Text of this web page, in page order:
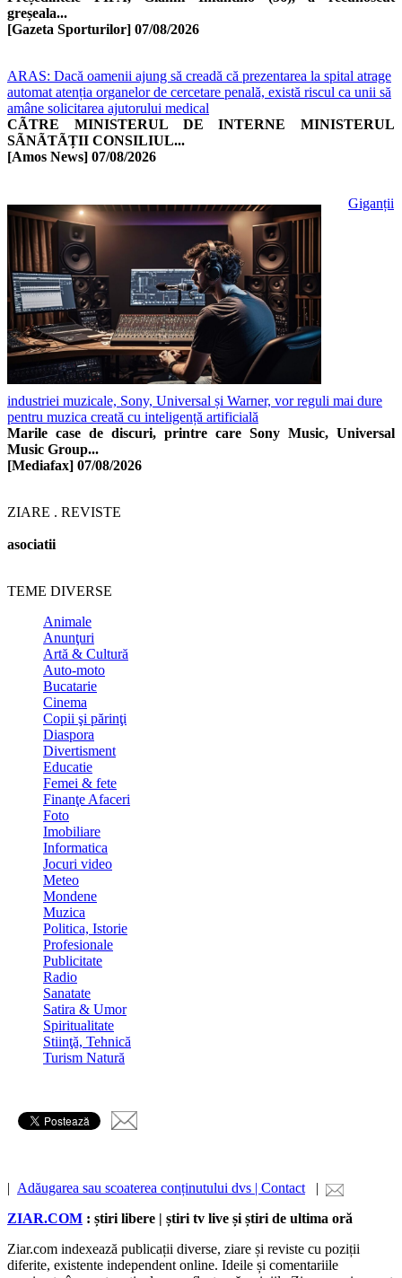
greșeala...
[Gazeta Sporturilor] 07/08/2026
ARAS: Dacă oamenii ajung să creadă că prezentarea la spital atrage
automat atenția organelor de cercetare penală, există riscul ca unii să
amâne solicitarea ajutorului medical
CÃTRE MINISTERUL DE INTERNE MINISTERUL
SÃNÃTÃȚII CONSILIUL...
[Amos News] 07/08/2026
Giganții
industriei muzicale, Sony, Universal și Warner, vor reguli mai dure
pentru muzica creată cu inteligență artificială
Marile case de discuri, printre care Sony Music, Universal
Music Group...
[Mediafax] 07/08/2026
ZIARE . REVISTE
asociatii
TEME DIVERSE
Animale
Anunţuri
Artă & Cultură
Auto-moto
Bucatarie
Cinema
Copii şi părinţi
Diaspora
Divertisment
Educatie
Femei & fete
Finanţe Afaceri
Foto
Imobiliare
Informatica
Jocuri video
Meteo
Mondene
Muzica
Politica, Istorie
Profesionale
Publicitate
Radio
Sanatate
Satira & Umor
Spiritualitate
Stiinţă, Tehnică
Turism Natură
| Adăugarea sau scoaterea conținutului dvs | Contact |
ZIAR.COM : știri libere | știri tv live și știri de ultima oră
Ziar.com indexează publicații diverse, ziare și reviste cu poziții
diferite, existente independent online. Ideile și comentariile